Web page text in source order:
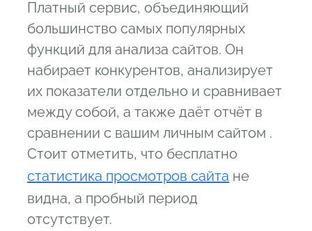
Платный сервис, объединяющий
большинство самых популярных
функций для анализа сайтов. Он
набирает конкурентов, анализирует
их показатели отдельно и сравнивает
между собой, а также даёт отчёт в
сравнении с вашим личным сайтом .
Стоит отметить, что бесплатно
статистика просмотров сайта не
видна, а пробный период
отсутствует.